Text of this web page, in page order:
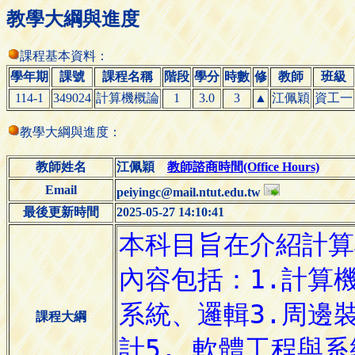
教學大綱與進度
課程基本資料：
學年期
課號 課程名稱 階段 學分 時數 修 教師
班級
114-1
349024 計算機概論 1 3.0 3 ▲ 江佩穎 資工一
教學大綱與進度：
教師姓名 江佩穎教師諮商時間(Office Hours)
Email
peiyingc@mail.ntut.edu.tw
最後更新時間
2025-05-27 14:10:41
課程大綱